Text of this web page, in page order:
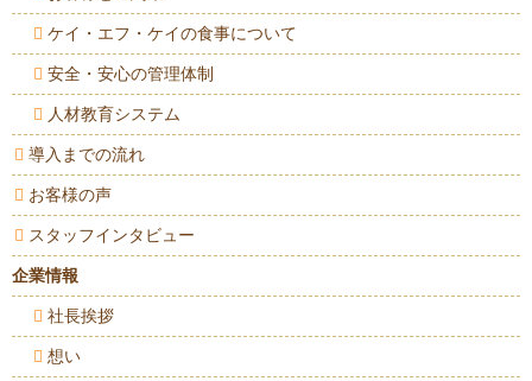
ケイ・エフ・ケイの食事について
安全・安心の管理体制
人材教育システム
導入までの流れ
お客様の声
スタッフインタビュー
企業情報
社長挨拶
想い